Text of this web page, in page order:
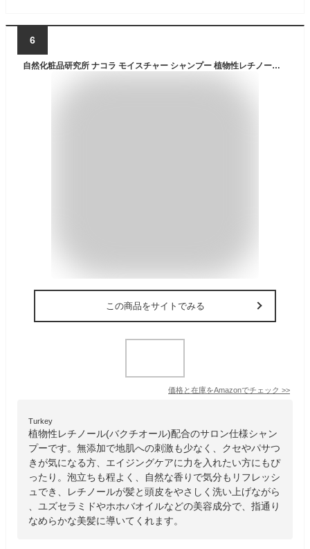
6
自然化粧品研究所 ナコラ モイスチャー シャンプー 植物性レチノール サロングレード バクチオール セラミド ホホバオイル 200mL
この商品をサイトでみる
価格と在庫をAmazonでチェック >>
Turkey
植物性レチノール(バクチオール)配合のサロン仕様シャン
プーです。無添加で地肌への刺激も少なく、クセやパサつ
きが気になる方、エイジングケアに力を入れたい方にもぴ
ったり。泡立ちも程よく、自然な香りで気分もリフレッシ
ュでき、レチノールが髪と頭皮をやさしく洗い上げながら
、ユズセラミドやホホバオイルなどの美容成分で、指通り
なめらかな美髪に導いてくれます。